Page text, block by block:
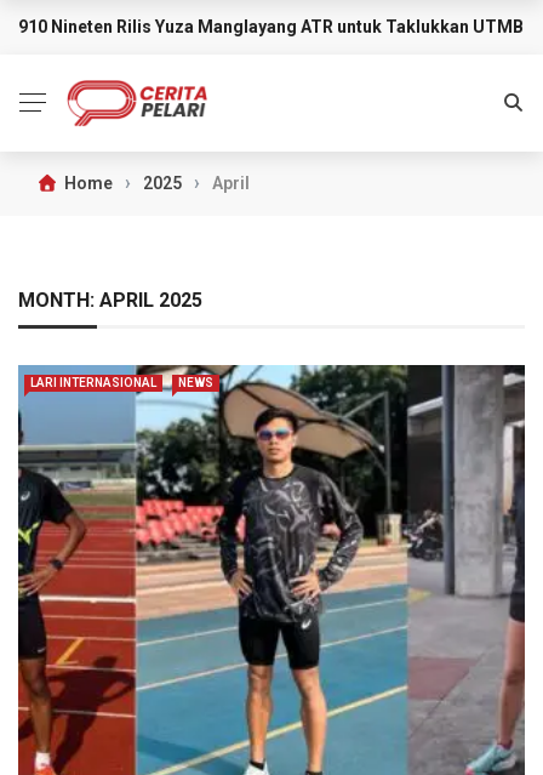
BREAKING NEWS
910 Nineten Rilis Yuza Manglayang ATR untuk Taklukkan UTMB
Home › 2025 › April
MONTH: APRIL 2025
LARI INTERNASIONAL NEWS